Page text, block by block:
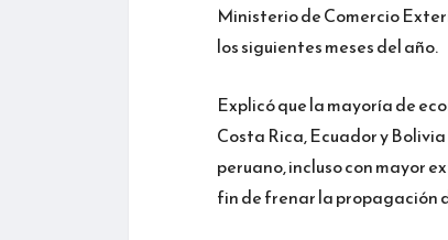
Ministerio de Comercio
los siguientes meses del año.
Explicó que la mayoría de
Costa Rica, Ecuador y
peruano, incluso con mayor
fin de frenar la propagación